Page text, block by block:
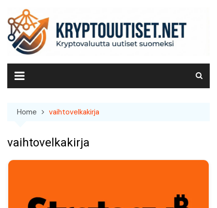
content
Home vaihtovelkakirja
vaihtovelkakirja